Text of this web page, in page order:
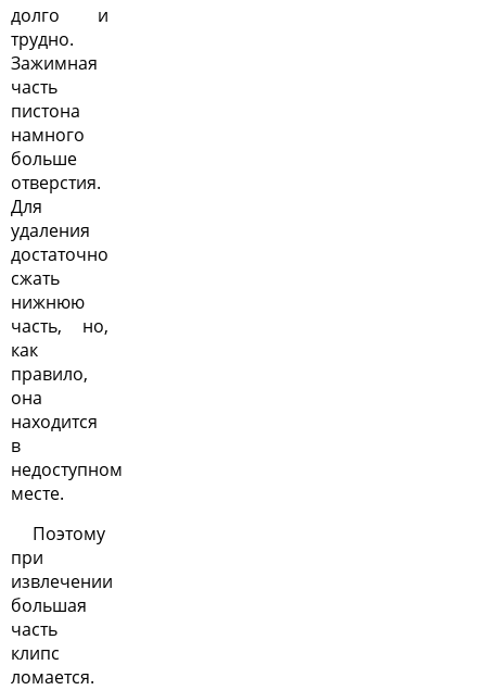
долго и
трудно.
Зажимная
часть
пистона
намного
больше
отверстия.
Для
удаления
достаточно
сжать
нижнюю
часть, но,
как
правило,
она
находится
в
недоступном
месте.
Поэтому
при
извлечении
большая
часть
клипс
ломается.